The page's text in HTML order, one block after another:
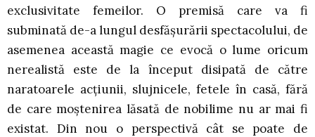
exclusivitate femeilor. O premisă care va fi
subminată de-a lungul desfășurării spectacolului, de
asemenea această magie ce evocă o lume oricum
nerealistă este de la început disipată de către
naratoarele acțiunii, slujnicele, fetele în casă, fără
de care moștenirea lăsată de nobilime nu ar mai fi
existat. Din nou o perspectivă cât se poate de